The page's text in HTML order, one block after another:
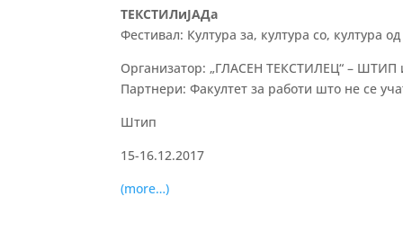
ТЕКСТИЛиЈАДа
Фестивал: Култура за, култура со, култура
Организатор: „ГЛАСЕН ТЕКСТИЛЕЦ“ –
Партнери: Факултет за работи што не се
Штип
15-16.12.2017
(more…)